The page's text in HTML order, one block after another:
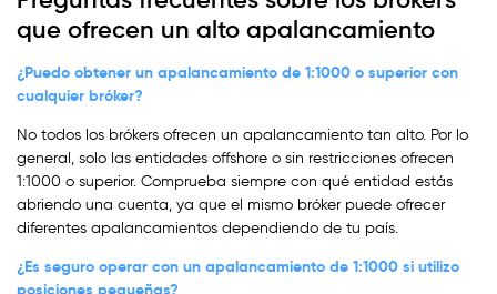
que ofrecen un alto apalancamiento
¿Puedo obtener un apalancamiento de 1:1000 o superior con
cualquier bróker?
No todos los brókers ofrecen un apalancamiento tan alto. Por lo
general, solo las entidades offshore o sin restricciones ofrecen
1:1000 o superior. Comprueba siempre con qué entidad estás
abriendo una cuenta, ya que el mismo bróker puede ofrecer
diferentes apalancamientos dependiendo de tu país.
¿Es seguro operar con un apalancamiento de 1:1000 si utilizo
posiciones pequeñas?